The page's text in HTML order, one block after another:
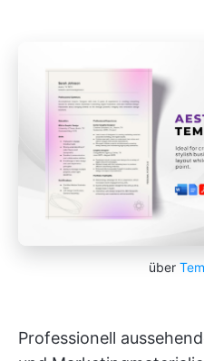
über
Professionell